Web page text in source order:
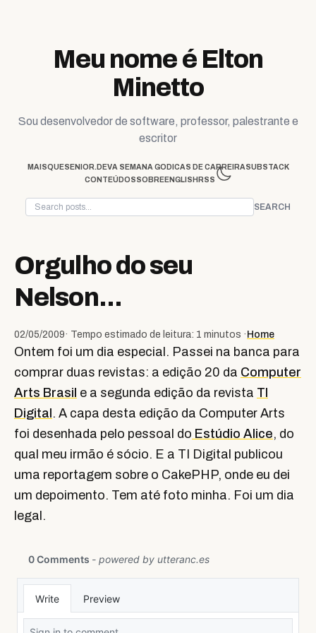
Meu nome é Elton
Minetto
Sou desenvolvedor de software, professor, palestrante e
escritor
MAISQUESENIOR.DEVA SEMANA GO DICAS DE CARREIRASUBSTACK
CONTEÚDOSSOBREENGLISH RSS
SEARCH
Orgulho do seu
Nelson...
02/05/2009· Tempo estimado de leitura: 1 minutos · Home
Ontem foi um dia especial. Passei na banca para
comprar duas revistas: a edição 20 da Computer
Arts Brasil e a segunda edição da revista TI
Digital . A capa desta edição da Computer Arts
foi desenhada pelo pessoal do Estúdio Alice, do
qual meu irmão é sócio. E a TI Digital publicou
uma reportagem sobre o CakePHP, onde eu dei
um depoimento. Tem até foto minha. Foi um dia
legal.